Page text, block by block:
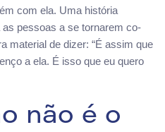
com ela. Uma história
pessoas a se tornarem co-
material de dizer: “É assim que
a ela. É isso que eu quero
não é o